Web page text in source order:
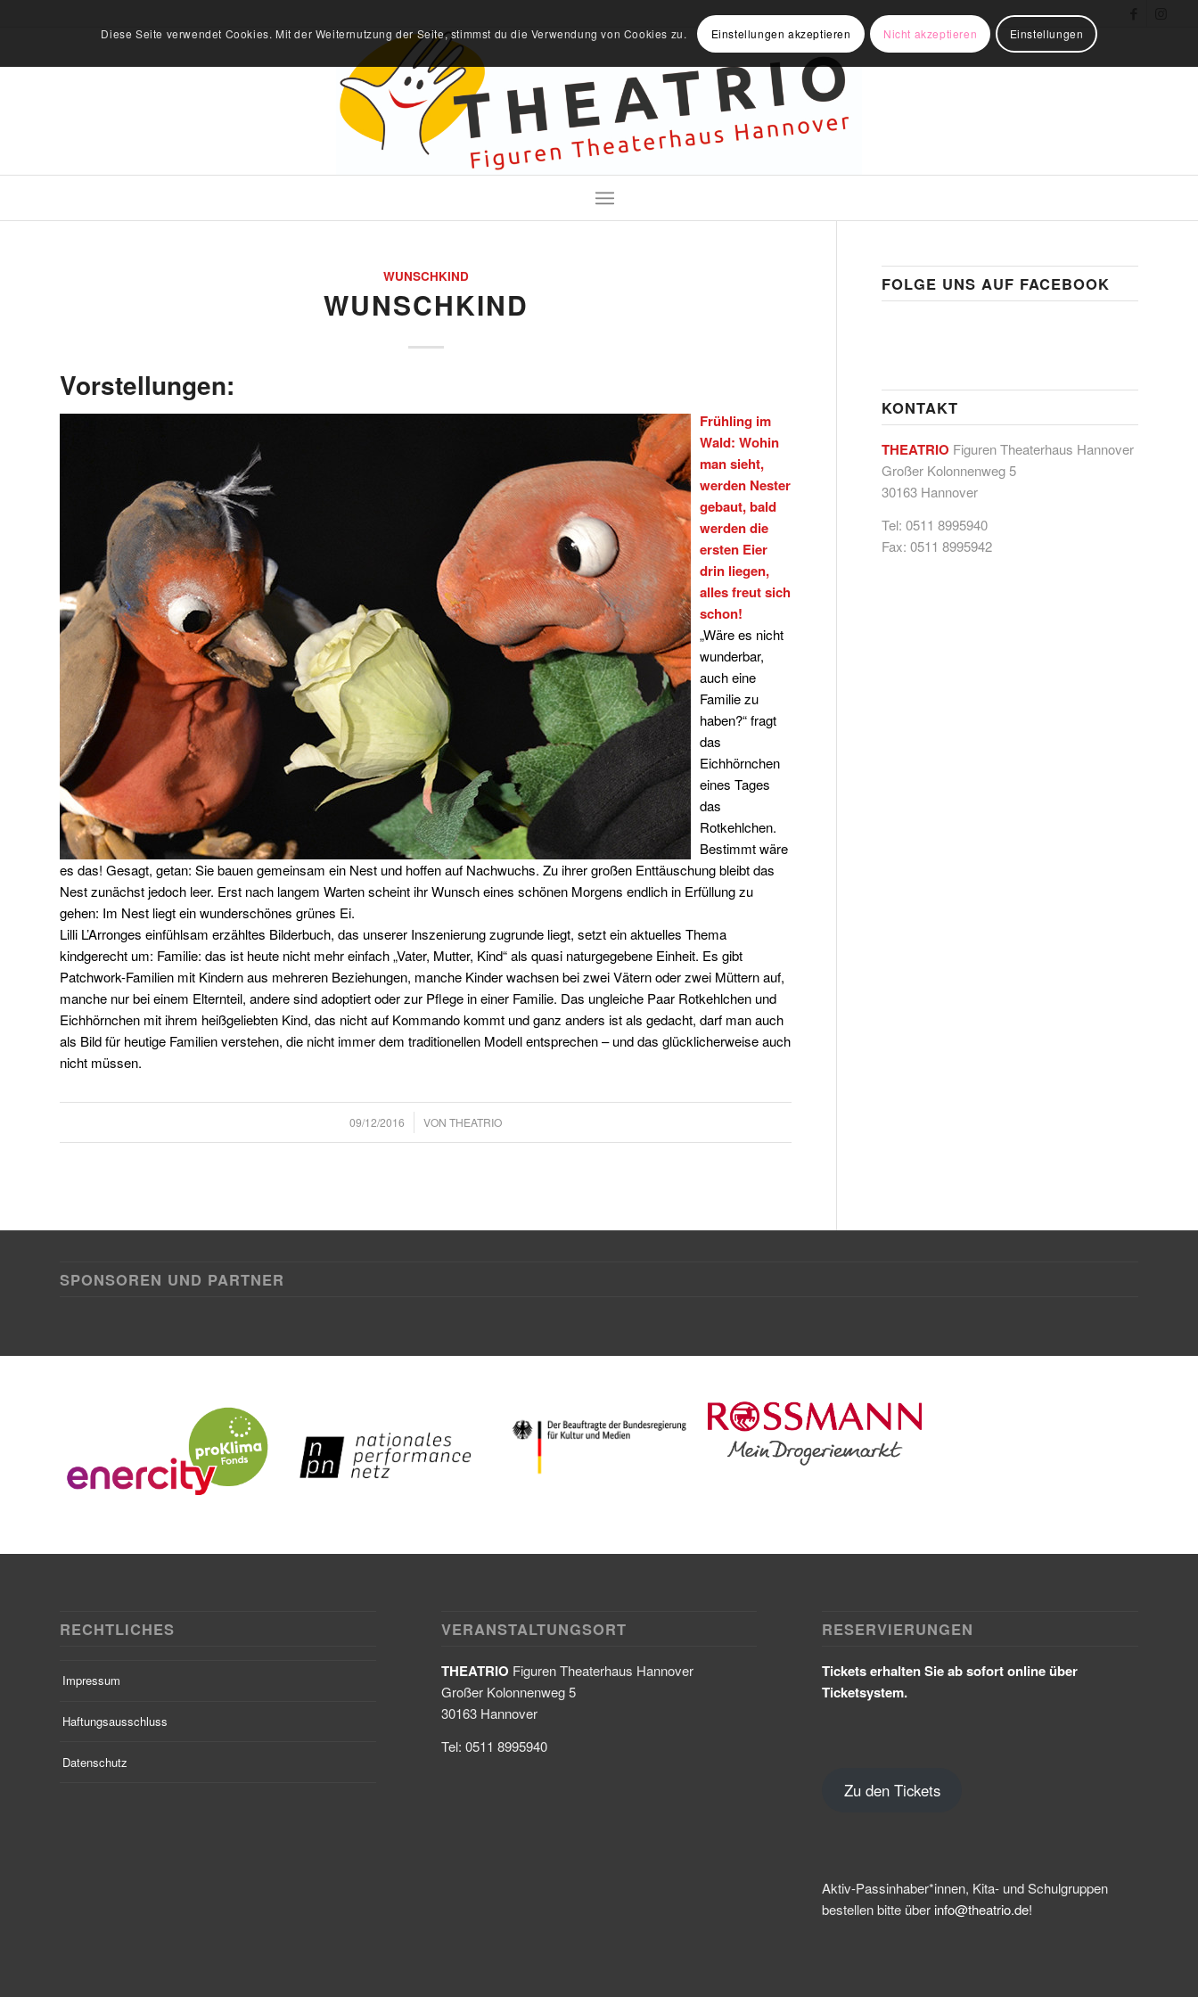
WUNSCHKIND
WUNSCHKIND
Vorstellungen:
Frühling im
Wald: Wohin
man sieht,
werden Nester
gebaut, bald
werden die
ersten Eier
drin liegen,
alles freut sich
schon!
„Wäre es nicht
wunderbar,
auch eine
Familie zu
haben?“ fragt
das
Eichhörnchen
eines Tages
das
Rotkehlchen.
Bestimmt wäre
es das! Gesagt, getan: Sie bauen gemeinsam ein Nest und hoffen auf Nachwuchs. Zu ihrer großen Enttäuschung bleibt das
Nest zunächst jedoch leer. Erst nach langem Warten scheint ihr Wunsch eines schönen Morgens endlich in Erfüllung zu
gehen: Im Nest liegt ein wunderschönes grünes Ei.
Lilli L’Arronges einfühlsam erzähltes Bilderbuch, das unserer Inszenierung zugrunde liegt, setzt ein aktuelles Thema
kindgerecht um: Familie: das ist heute nicht mehr einfach „Vater, Mutter, Kind“ als quasi naturgegebene Einheit. Es gibt
Patchwork-Familien mit Kindern aus mehreren Beziehungen, manche Kinder wachsen bei zwei Vätern oder zwei Müttern auf,
manche nur bei einem Elternteil, andere sind adoptiert oder zur Pflege in einer Familie. Das ungleiche Paar Rotkehlchen und
Eichhörnchen mit ihrem heißgeliebten Kind, das nicht auf Kommando kommt und ganz anders ist als gedacht, darf man auch
als Bild für heutige Familien verstehen, die nicht immer dem traditionellen Modell entsprechen – und das glücklicherweise auch
nicht müssen.
09/12/2016
/ VONTHEATRIO
FOLGE UNS AUF FACEBOOK
KONTAKT
THEATRIO Figuren Theaterhaus Hannover
Großer Kolonnenweg 5
30163 Hannover
Tel: 0511 8995940
Fax: 0511 8995942
SPONSOREN UND PARTNER
RECHTLICHES
Impressum
Haftungsausschluss
Datenschutz
VERANSTALTUNGSORT
THEATRIO Figuren Theaterhaus Hannover
Großer Kolonnenweg 5
30163 Hannover
Tel: 0511 8995940
RESERVIERUNGEN
Tickets erhalten Sie ab sofort online über
Ticketsystem.
Zu den Tickets
Aktiv-Passinhaber*innen, Kita- und Schulgruppen
bestellen bitte über info@theatrio.de!
Diese Seite verwendet Cookies. Mit der Weiternutzung der Seite, stimmst du die Verwendung von Cookies zu. Einstellungen akzeptieren Nicht akzeptieren Einstellungen